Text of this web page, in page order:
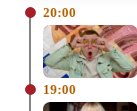
20:00
19:00